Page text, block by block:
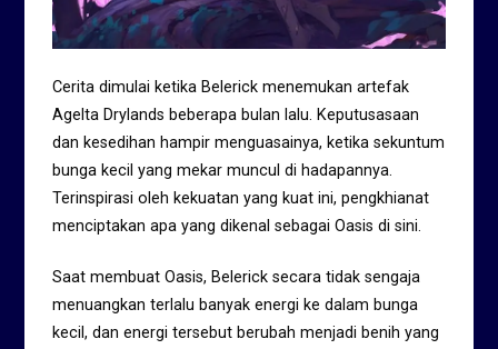
Cerita dimulai ketika Belerick menemukan artefak
Agelta Drylands beberapa bulan lalu. Keputusasaan
dan kesedihan hampir menguasainya, ketika sekuntum
bunga kecil yang mekar muncul di hadapannya.
Terinspirasi oleh kekuatan yang kuat ini, pengkhianat
menciptakan apa yang dikenal sebagai Oasis di sini.
Saat membuat Oasis, Belerick secara tidak sengaja
menuangkan terlalu banyak energi ke dalam bunga
kecil, dan energi tersebut berubah menjadi benih yang